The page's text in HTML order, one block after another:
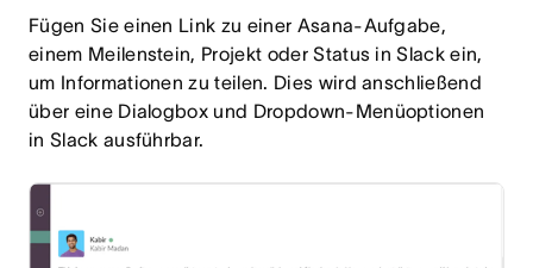
Fügen Sie einen Link zu einer Asana-Aufgabe,
einem Meilenstein, Projekt oder Status in Slack ein,
um Informationen zu teilen. Dies wird anschließend
über eine Dialogbox und Dropdown-Menüoptionen
in Slack ausführbar.